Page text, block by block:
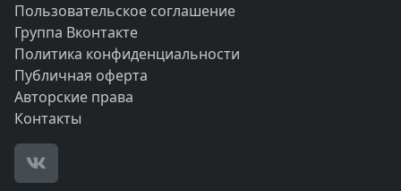
Пользовательское соглашение
Группа Вконтакте
Политика конфиденциальности
Публичная оферта
Авторские права
Контакты